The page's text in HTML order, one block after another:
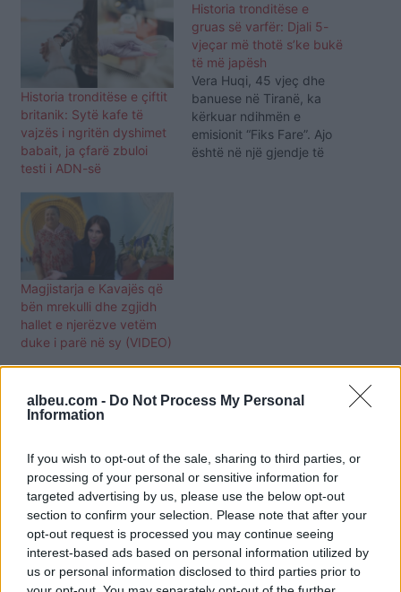
albeu.com - Do Not Process My Personal
Information
If you wish to opt-out of the sale, sharing to third parties, or
processing of your personal or sensitive information for
targeted advertising by us, please use the below opt-out
section to confirm your selection. Please note that after your
opt-out request is processed you may continue seeing
interest-based ads based on personal information utilized by
us or personal information disclosed to third parties prior to
Historia tronditëse e çiftit
britanik: Sytë kafe të
vajzës i ngritën dyshimet
babait, ja çfarë zbuloi
testi i ADN-së
Historia tronditëse e
gruas së varfër: Djali 5-
vjeçar më thotë s’ke bukë
të më japësh
Vera Huqi, 45 vjeç dhe
banuese në Tiranë, ka
kërkuar ndihmën e
emisionit “Fiks Fare”. Ajo
është në një gjendje të
Magjistarja e Kavajës që
bën mrekulli dhe zgjidh
hallet e njerëzve vetëm
duke i parë në sy (VIDEO)